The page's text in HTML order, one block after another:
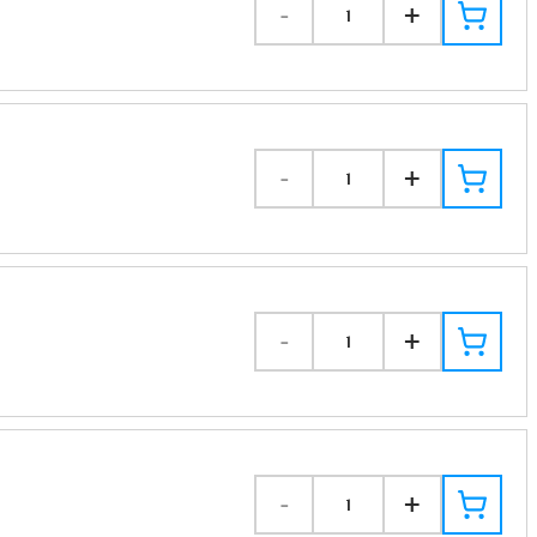
- 1 +
- 1 +
- 1 +
- 1 +